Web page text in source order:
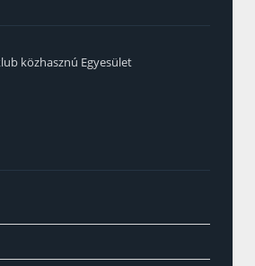
közhasznú Egyesület